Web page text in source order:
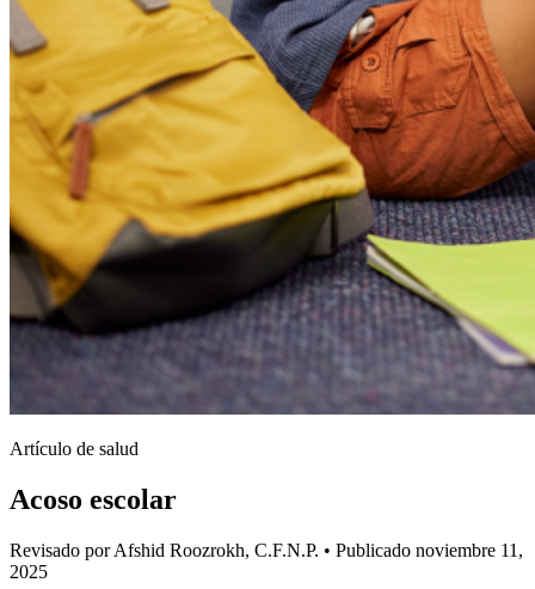
Artículo de salud
Acoso escolar
Revisado por Afshid Roozrokh, C.F.N.P. • Publicado noviembre 11,
2025